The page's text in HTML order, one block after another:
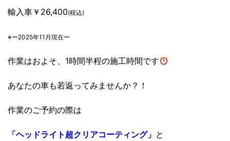
輸入車￥26,400(税込)
※ー2025年11月現在ー
作業はおよそ、1時間半程の施工時間です
あなたの車も若返ってみませんか？！
作業のご予約の際は
「ヘッドライト超クリアコーティング」 と